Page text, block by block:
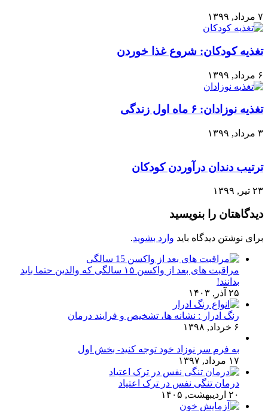
۷ مرداد, ۱۳۹۹
تغذیه کودکان: شروع غذا خوردن
۶ مرداد, ۱۳۹۹
تغذیه نوزادان: ۶ ماه اول زندگی
۳ مرداد, ۱۳۹۹
ترتیب دندان درآوردن کودکان
۲۳ تیر, ۱۳۹۹
دیدگاهتان را بنویسید
برای نوشتن دیدگاه باید وارد بشوید.
مراقبت های بعد از واکسن ۱۵ سالگی که والدین حتما باید
بدانند!
۲۵ آذر, ۱۴۰۳
رنگ ادرار : نشانه ها، تشخیص و فرایند درمان
۶ خرداد, ۱۳۹۸
به فرم سر نوزاد خود توجه کنید- بخش اول
۱۷ مرداد, ۱۳۹۷
درمان تنگی نفس در ترک اعتیاد
۲۰ اردیبهشت, ۱۴۰۵